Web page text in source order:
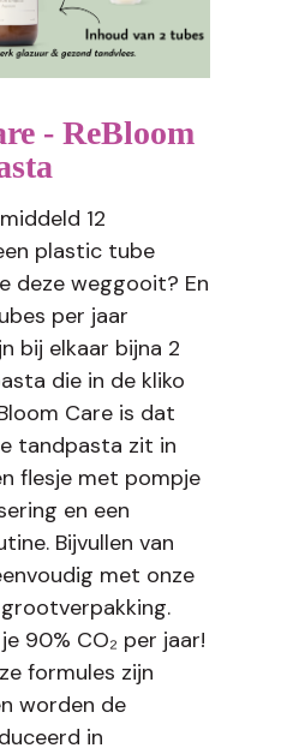
- ReBloom
12
plastic tube
deze weggooit? En
per jaar
bij elkaar bijna 2
die in de kliko
Care is dat
tandpasta zit in
flesje met pompje
en een
Bijvullen van
met onze
90% CO₂ per jaar!
formules zijn
worden de
in